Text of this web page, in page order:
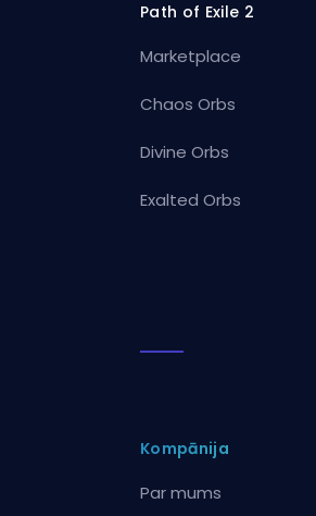
Path of Exile 2
Marketplace
Chaos Orbs
Divine Orbs
Exalted Orbs
Kompānija
Par mums